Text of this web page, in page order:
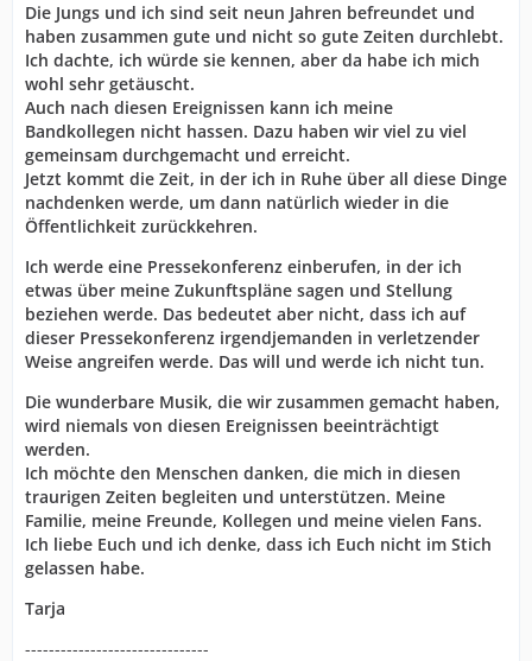
Die Jungs und ich sind seit neun Jahren befreundet und
haben zusammen gute und nicht so gute Zeiten durchlebt.
Ich dachte, ich würde sie kennen, aber da habe ich mich
wohl sehr getäuscht.
Auch nach diesen Ereignissen kann ich meine
Bandkollegen nicht hassen. Dazu haben wir viel zu viel
gemeinsam durchgemacht und erreicht.
Jetzt kommt die Zeit, in der ich in Ruhe über all diese Dinge
nachdenken werde, um dann natürlich wieder in die
Öffentlichkeit zurückkehren.
Ich werde eine Pressekonferenz einberufen, in der ich
etwas über meine Zukunftspläne sagen und Stellung
beziehen werde. Das bedeutet aber nicht, dass ich auf
dieser Pressekonferenz irgendjemanden in verletzender
Weise angreifen werde. Das will und werde ich nicht tun.
Die wunderbare Musik, die wir zusammen gemacht haben,
wird niemals von diesen Ereignissen beeinträchtigt
werden.
Ich möchte den Menschen danken, die mich in diesen
traurigen Zeiten begleiten und unterstützen. Meine
Familie, meine Freunde, Kollegen und meine vielen Fans.
Ich liebe Euch und ich denke, dass ich Euch nicht im Stich
gelassen habe.
Tarja
-------------------------------